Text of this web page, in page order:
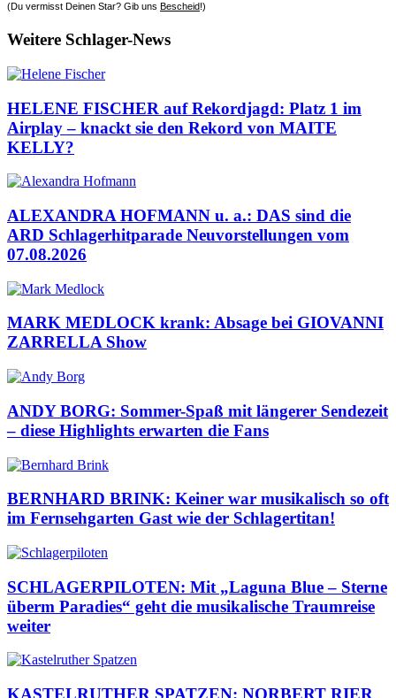
(Du vermisst Deinen Star? Gib uns Bescheid!)
Weitere Schlager-News
HELENE FISCHER auf Rekordjagd: Platz 1 im
Airplay – knackt sie den Rekord von MAITE
KELLY?
ALEXANDRA HOFMANN u. a.: DAS sind die
ARD Schlagerhitparade Neuvorstellungen vom
07.08.2026
MARK MEDLOCK krank: Absage bei GIOVANNI
ZARRELLA Show
ANDY BORG: Sommer-Spaß mit längerer Sendezeit
– diese Highlights erwarten die Fans
BERNHARD BRINK: Keiner war musikalisch so oft
im Fernsehgarten Gast wie der Schlagertitan!
SCHLAGERPILOTEN: Mit „Laguna Blue – Sterne
überm Paradies“ geht die musikalische Traumreise
weiter
KASTELRUTHER SPATZEN: NORBERT RIER